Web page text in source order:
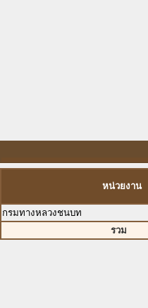
หน่วยงาน
กรมทางหลวงชนบท
รวม